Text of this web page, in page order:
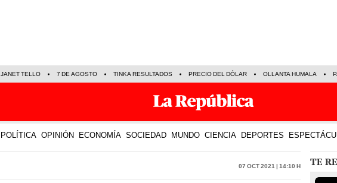
JANET TELLO 7 DE AGOSTO TINKA RESULTADOS PRECIO DEL DÓLAR OLLANTA HUMALA
POLÍTICA OPINIÓN ECONOMÍA SOCIEDAD MUNDO CIENCIA DEPORTES
07 Oct 2021 | 14:10 h TE